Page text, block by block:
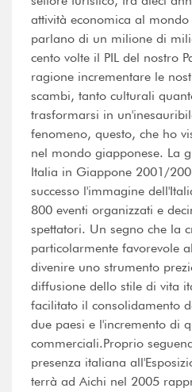
attività economica al
parlano di un milione di
cento volte il PIL del nostro
ragione incrementare le
scambi, tanto culturali
trasformarsi in
fenomeno, questo, che ho
nel mondo giapponese. La
Italia in Giappone 2001/
successo l'immagine
800 eventi organizzati e
spettatori. Un segno che la
particolarmente favorevole
divenire uno strumento
diffusione dello stile di vita
facilitato il consolidamento
due paesi e l'incremento di
commerciali.Proprio
presenza italiana
terrà ad Aichi nel 2005